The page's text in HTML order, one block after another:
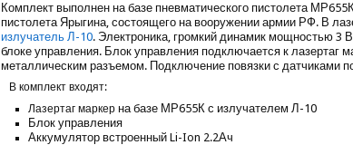
Комплект выполнен на базе пневматического пистолета
пистолета Ярыгина, состоящего на вооружении армии РФ. В
излучатель Л-10. Электроника, громкий динамик мощностью 3
блоке управления. Блок управления подключается к лазертаг
металлическим разъемом. Подключение повязки с датчиками
В комплект входят:
Лазертаг маркер на базе МР655К с излучателем Л-10
Блок управления
Аккумулятор встроенный Li-Ion 2.2Ач